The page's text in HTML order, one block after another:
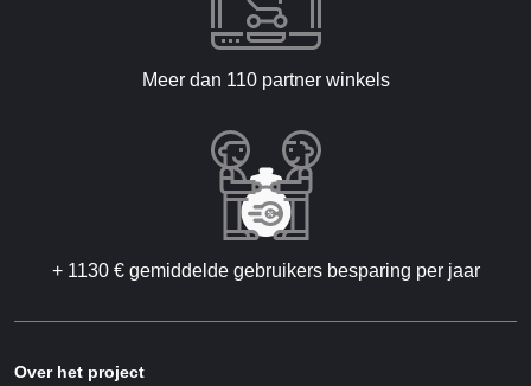
Meer dan 110 partner winkels
+ 1130 € gemiddelde gebruikers besparing per jaar
Over het project